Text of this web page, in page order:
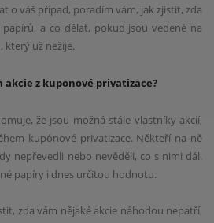
o váš případ, poradím vám, jak zjistit, zda
a co dělat, pokud jsou vedené na
který už nežije.
akcie z kuponové privatizace?
že jsou možná stále vlastníky akcií,
kupónové privatizace. Někteří na ně
nepřevedli nebo nevěděli, co s nimi dál.
papíry i dnes určitou hodnotu.
zda vám nějaké akcie náhodou nepatří,